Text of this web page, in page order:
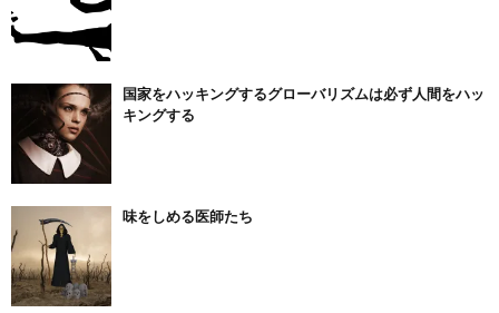
国家をハッキングするグローバリズムは必ず人間をハッ
キングする
味をしめる医師たち